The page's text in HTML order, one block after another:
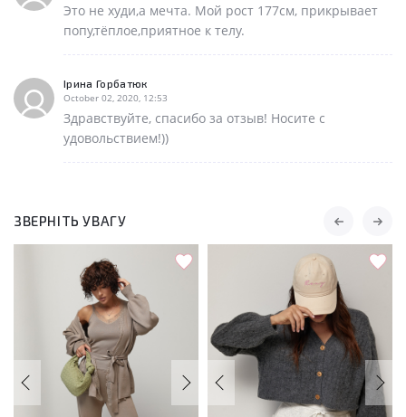
Это не худи,а мечта. Мой рост 177см, прикрывает
попу,тёплое,приятное к телу.
Ірина Горбатюк
October 02, 2020, 12:53
Здравствуйте, спасибо за отзыв! Носите с
удовольствием!))
ЗВЕРНІТЬ УВАГУ